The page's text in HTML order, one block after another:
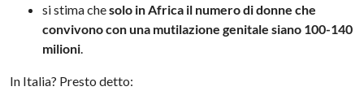
si stima chesolo in Africa il numero di donne che
convivono con una mutilazione genitale siano 100-140
milioni
In Italia? Presto detto: